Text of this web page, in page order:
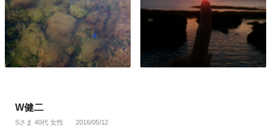
W健二
Sさま 40代 女性 2016/05/12